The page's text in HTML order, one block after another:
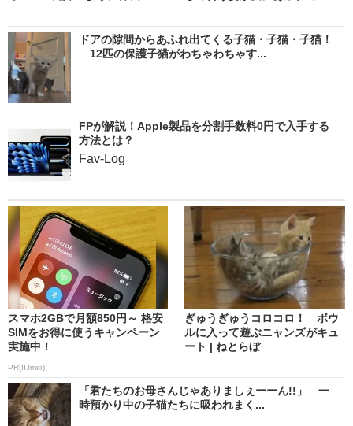
ドアの隙間からあふれ出てくる子猫・子猫・子猫！
12匹の保護子猫がわちゃわちゃす...
FPが解説！Apple製品を分割手数料0円で入手する
方法とは？
Fav-Log
スマホ2GBで月額850円～ 格安
SIMをお得に使うキャンペーン
実施中！
PR(IIJmio)
ぎゅうぎゅうコロコロ！ ボウ
ルに入って遊ぶニャンズがキュ
ート | ねとらぼ
「君たちのお母さんじゃありましぇーーん!!」 一
時預かり中の子猫たちに吸われまく...